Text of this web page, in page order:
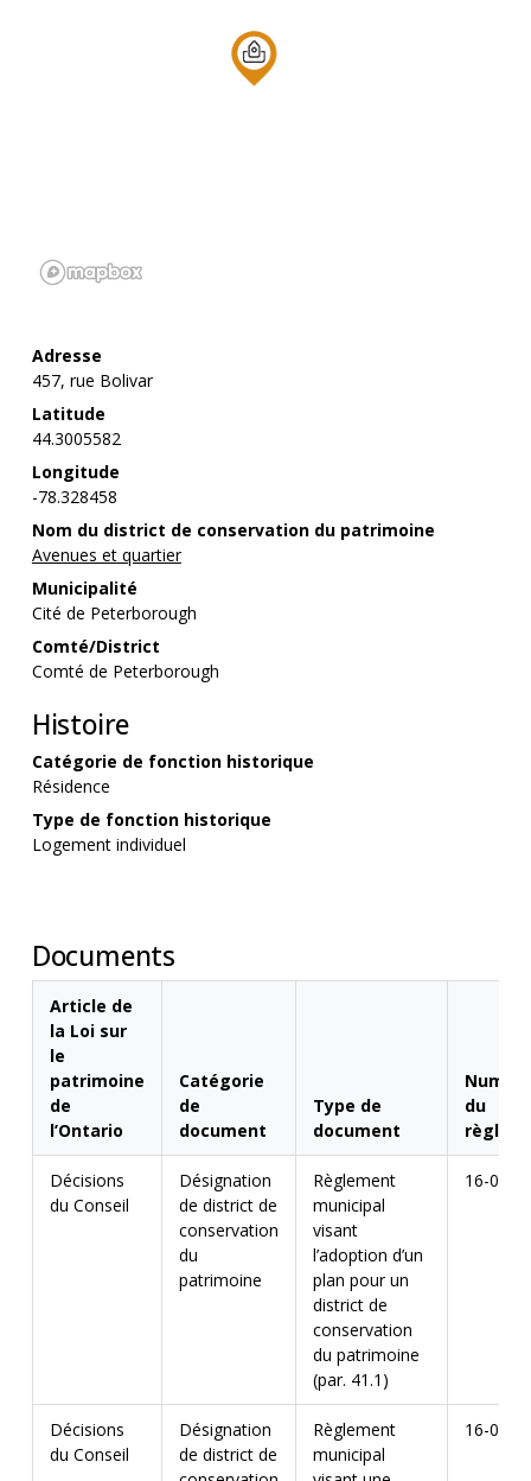
Adresse
457, rue Bolivar
Latitude
44.3005582
Longitude
-78.328458
Nom du district de conservation du patrimoine
Avenues et quartier
Municipalité
Cité de Peterborough
Comté/District
Comté de Peterborough
Histoire
Catégorie de fonction historique
Résidence
Type de fonction historique
Logement individuel
Documents
Article de
la Loi sur
le
patrimoine
de
l’Ontario
Catégorie
de
document
Type de
document
du
Décisions
du Conseil
Désignation
de district de
conservation
du
patrimoine
Règlement
municipal
visant
l’adoption d’un
plan pour un
district de
conservation
du patrimoine
(par. 41.1)
16-099
Décisions
du Conseil
Désignation
de district de
Règlement
municipal
16-099